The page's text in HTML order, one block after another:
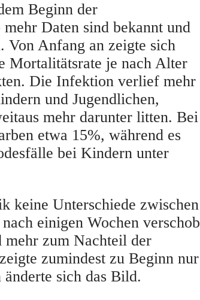
Beginn der
Daten sind bekannt und
Von Anfang an zeigte sich
Mortalitätsrate je nach Alter
Die Infektion verlief mehr
und Jugendlichen,
mehr darunter litten. Bei
etwa 15%, während es
bei Kindern unter
keine Unterschiede zwischen
einigen Wochen verschob
mehr zum Nachteil der
zumindest zu Beginn nur
sich das Bild.